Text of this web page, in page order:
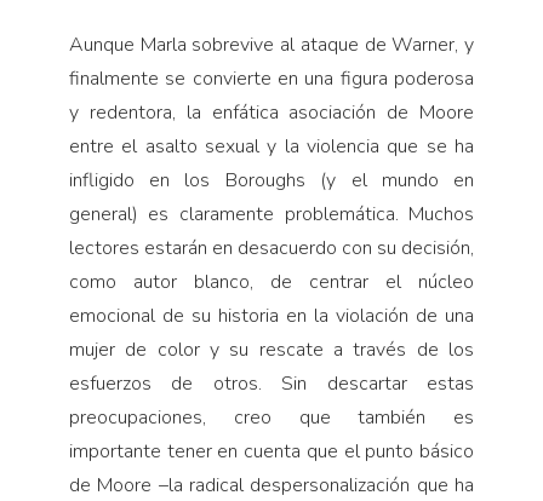
Aunque Marla sobrevive al ataque de Warner, y
finalmente se convierte en una figura poderosa
y redentora, la enfática asociación de Moore
entre el asalto sexual y la violencia que se ha
infligido en los Boroughs (y el mundo en
general) es claramente problemática. Muchos
lectores estarán en desacuerdo con su decisión,
como autor blanco, de centrar el núcleo
emocional de su historia en la violación de una
mujer de color y su rescate a través de los
esfuerzos de otros. Sin descartar estas
preocupaciones, creo que también es
importante tener en cuenta que el punto básico
de Moore –la radical despersonalización que ha